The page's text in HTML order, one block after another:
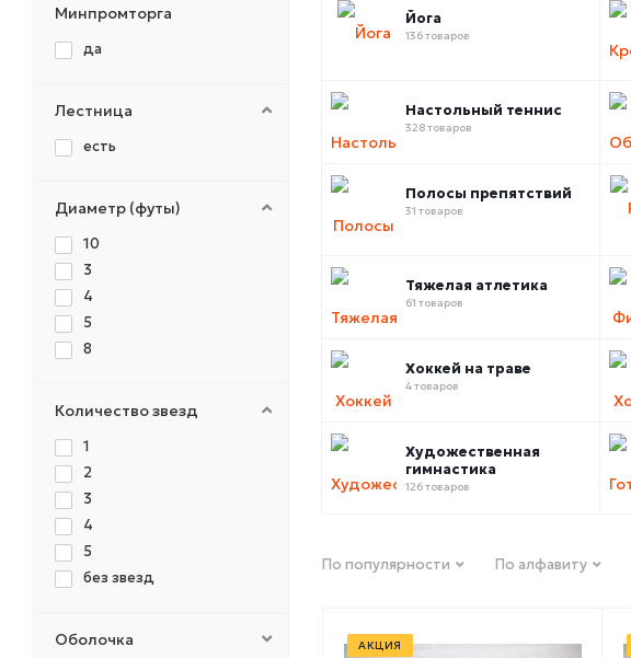
Йога
136 товаров
Настольный теннис
328 товаров
Полосы препятствий
31 товаров
Тяжелая атлетика
61 товаров
Хоккей на траве
4 товаров
Художественная
гимнастика
126 товаров
По популярности По алфавиту
АКЦИЯ
Минпромторга
да
Лестница
есть
Диаметр (футы)
10
3
4
5
8
Количество звезд
1
2
3
4
5
без звезд
Оболочка